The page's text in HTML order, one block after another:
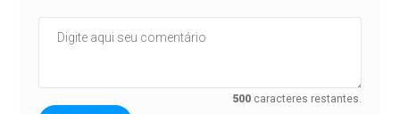
500 caracteres restantes.